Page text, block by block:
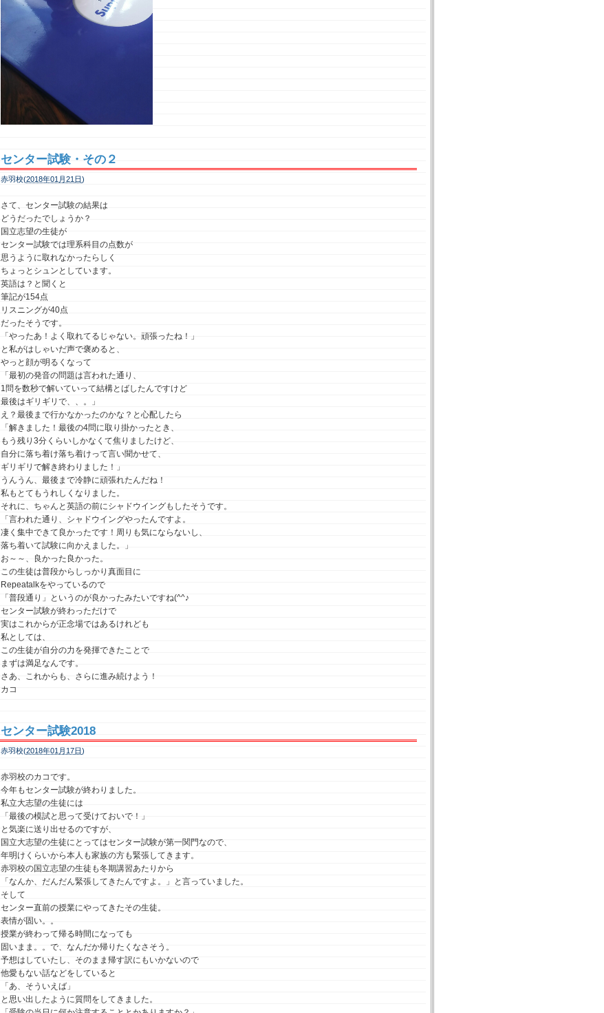
センター試験・その２
赤羽校(2018年01月21日)
さて、センター試験の結果は
どうだったでしょうか？
国立志望の生徒が
センター試験では理系科目の点数が
思うように取れなかったらしく
ちょっとシュンとしています。
英語は？と聞くと
筆記が154点
リスニングが40点
だったそうです。
「やったあ！よく取れてるじゃない。頑張ったね！」
と私がはしゃいだ声で褒めると、
やっと顔が明るくなって
「最初の発音の問題は言われた通り、
1問を数秒で解いていって結構とばしたんですけど
最後はギリギリで、、。」
え？最後まで行かなかったのかな？と心配したら
「解きました！最後の4問に取り掛かったとき、
もう残り3分くらいしかなくて焦りましたけど、
自分に落ち着け落ち着けって言い聞かせて、
ギリギリで解き終わりました！」
うんうん、最後まで冷静に頑張れたんだね！
私もとてもうれしくなりました。
それに、ちゃんと英語の前にシャドウイングもしたそうです。
「言われた通り、シャドウイングやったんですよ。
凄く集中できて良かったです！周りも気にならないし、
落ち着いて試験に向かえました。」
お～～、良かった良かった。
この生徒は普段からしっかり真面目に
Repeatalkをやっているので
「普段通り」というのが良かったみたいですね(^^♪
センター試験が終わっただけで
実はこれからが正念場ではあるけれども
私としては、
この生徒が自分の力を発揮できたことで
まずは満足なんです。
さあ、これからも、さらに進み続けよう！
カコ
センター試験2018
赤羽校(2018年01月17日)
赤羽校のカコです。
今年もセンター試験が終わりました。
私立大志望の生徒には
「最後の模試と思って受けておいで！」
と気楽に送り出せるのですが、
国立大志望の生徒にとってはセンター試験が第一関門なので、
年明けくらいから本人も家族の方も緊張してきます。
赤羽校の国立志望の生徒も冬期講習あたりから
「なんか、だんだん緊張してきたんですよ。」と言っていました。
そして
センター直前の授業にやってきたその生徒。
表情が固い。。
授業が終わって帰る時間になっても
固いまま。。で、なんだか帰りたくなさそう。
予想はしていたし、そのまま帰す訳にもいかないので
他愛もない話などをしていると
「あ、そういえば」
と思い出したように質問をしてきました。